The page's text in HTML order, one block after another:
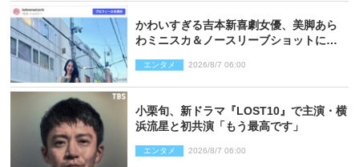
かわいすぎる吉本新喜劇女優、美脚あら
わミニスカ＆ノースリーブショットに反
エンタメ 2026/8/7 06:00
小栗旬、新ドラマ『LOST10』で主演・横
浜流星と初共演「もう最高です」
エンタメ 2026/8/7 06:00